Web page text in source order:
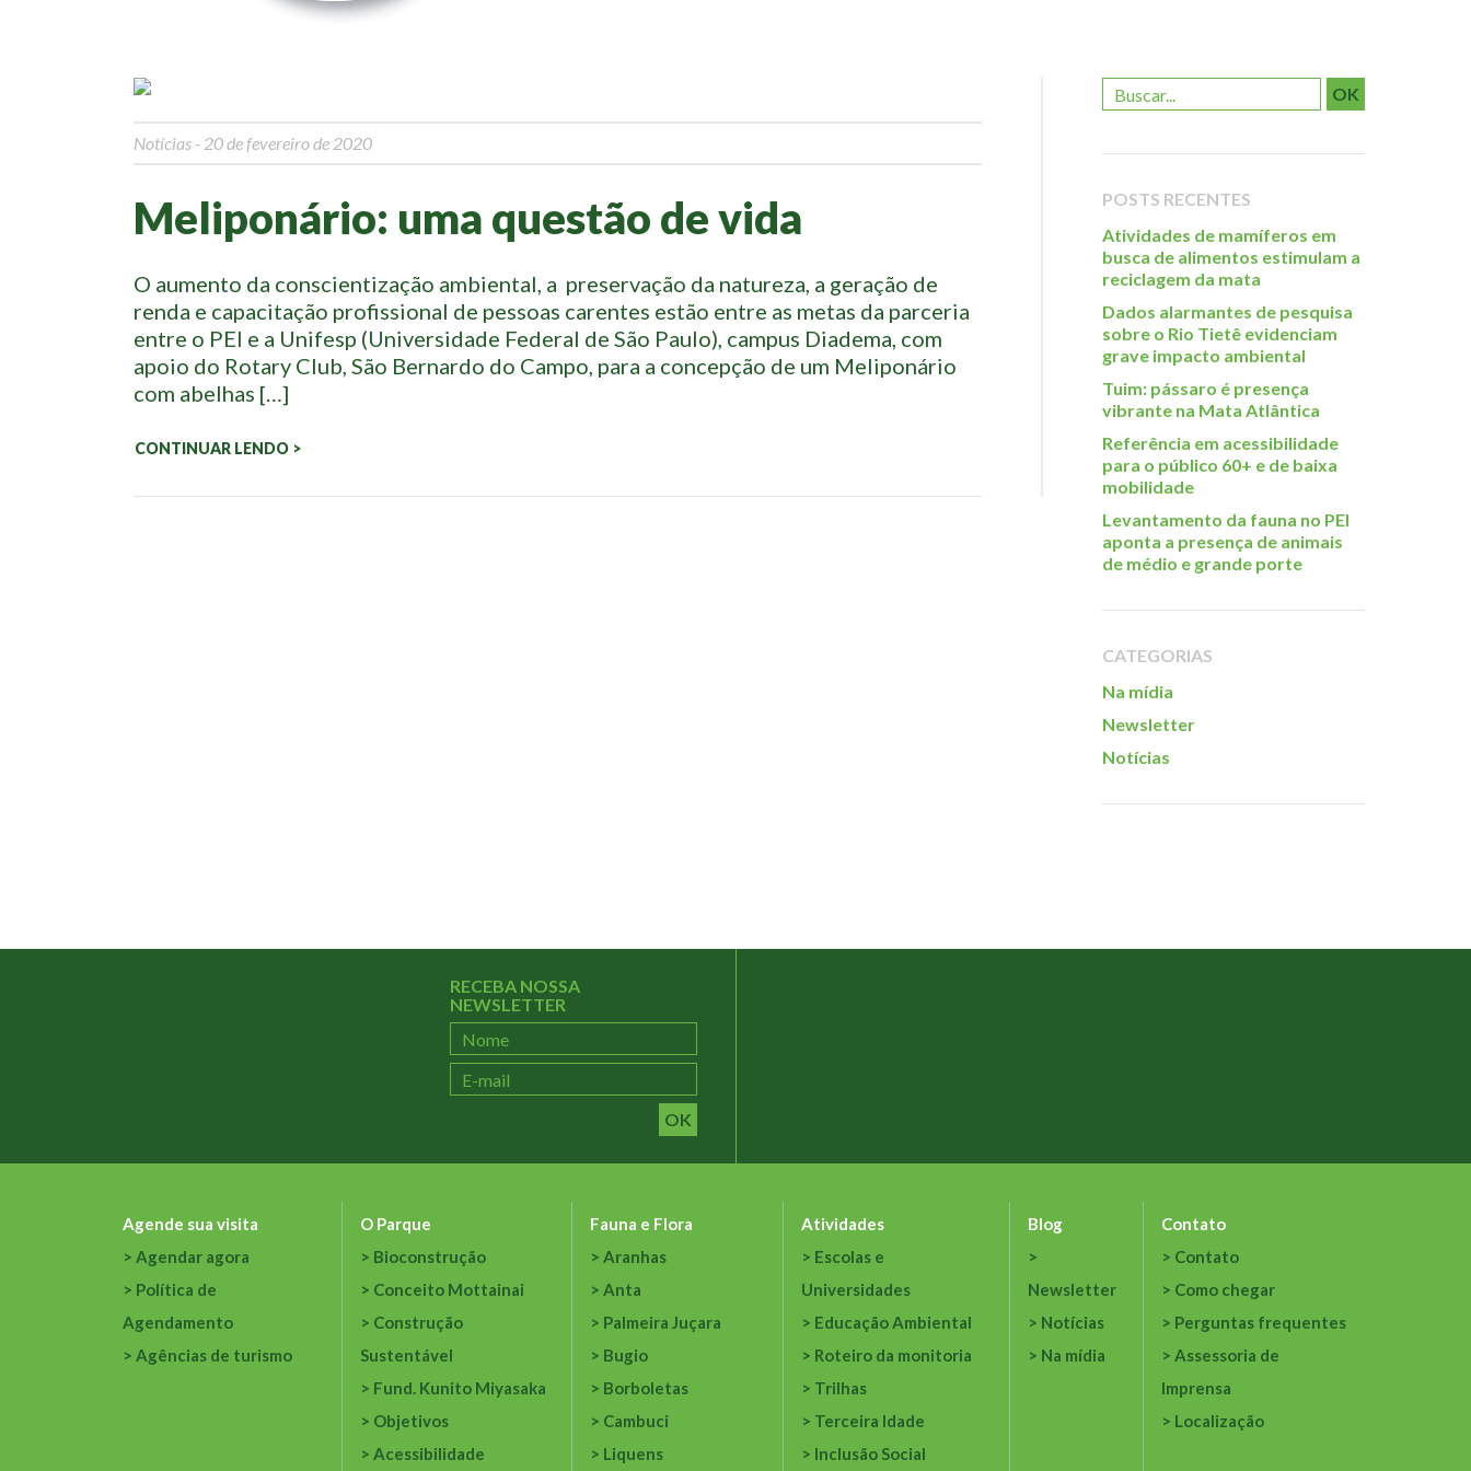
Notícias - 20 de fevereiro de 2020
Meliponário: uma questão de vida
O aumento da conscientização ambiental, a preservação da natureza, a geração de
renda e capacitação profissional de pessoas carentes estão entre as metas da parceria
entre o PEI e a Unifesp (Universidade Federal de São Paulo), campus Diadema, com
apoio do Rotary Club, São Bernardo do Campo, para a concepção de um Meliponário
com abelhas […]
CONTINUAR LENDO >
OK
POSTS RECENTES
Atividades de mamíferos em
busca de alimentos estimulam a
reciclagem da mata
Dados alarmantes de pesquisa
sobre o Rio Tietê evidenciam
grave impacto ambiental
Tuim: pássaro é presença
vibrante na Mata Atlântica
Referência em acessibilidade
para o público 60+ e de baixa
mobilidade
Levantamento da fauna no PEI
aponta a presença de animais
de médio e grande porte
CATEGORIAS
Na mídia
Newsletter
Notícias
RECEBA NOSSA
NEWSLETTER
OK
Agende sua visita
Agendar agora
Política de
Agendamento
Agências de turismo
O Parque
Bioconstrução
Conceito Mottainai
Construção
Sustentável
Fund. Kunito Miyasaka
Objetivos
Acessibilidade
Fauna e Flora
Aranhas
Anta
Palmeira Juçara
Bugio
Borboletas
Cambuci
Liquens
Atividades
Escolas e
Universidades
Educação Ambiental
Roteiro da monitoria
Trilhas
Terceira Idade
Inclusão Social
Blog
Newsletter
Notícias
Na mídia
Contato
Contato
Como chegar
Perguntas frequentes
Assessoria de
Imprensa
Localização